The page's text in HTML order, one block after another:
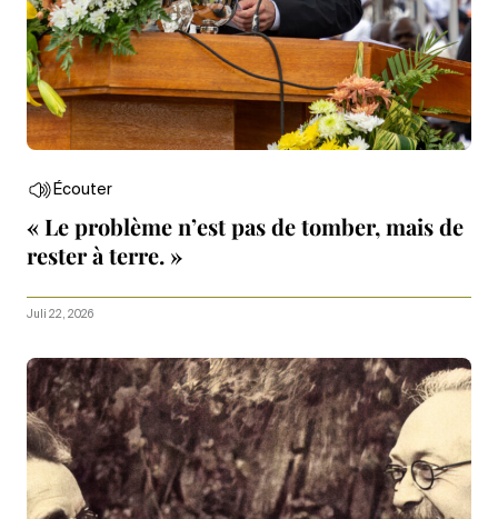
Écouter
« Le problème n’est pas de tomber, mais de
rester à terre. »
Juli 22, 2026